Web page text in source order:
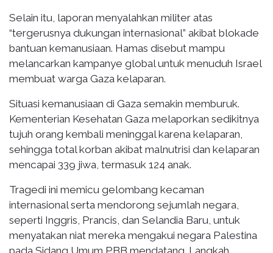
Selain itu, laporan menyalahkan militer atas
“tergerusnya dukungan internasional” akibat blokade
bantuan kemanusiaan. Hamas disebut mampu
melancarkan kampanye global untuk menuduh Israel
membuat warga Gaza kelaparan.
Situasi kemanusiaan di Gaza semakin memburuk.
Kementerian Kesehatan Gaza melaporkan sedikitnya
tujuh orang kembali meninggal karena kelaparan,
sehingga total korban akibat malnutrisi dan kelaparan
mencapai 339 jiwa, termasuk 124 anak.
Tragedi ini memicu gelombang kecaman
internasional serta mendorong sejumlah negara,
seperti Inggris, Prancis, dan Selandia Baru, untuk
menyatakan niat mereka mengakui negara Palestina